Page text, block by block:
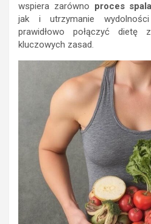
wspiera zarówno proces
jak i utrzymanie
prawidłowo połączyć dietę
kluczowych zasad.